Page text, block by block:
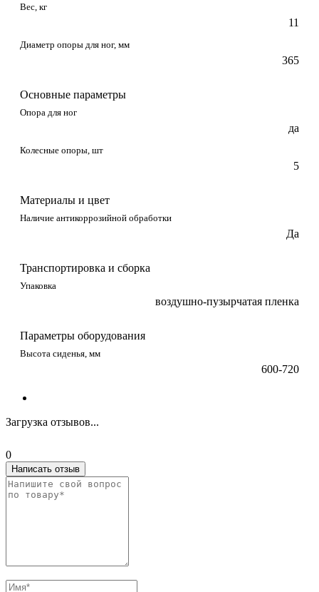
Вес, кг
11
Диаметр опоры для ног, мм
365
Основные параметры
Опора для ног
да
Колесные опоры, шт
5
Материалы и цвет
Наличие антикоррозийной обработки
Да
Транспортировка и сборка
Упаковка
воздушно-пузырчатая пленка
Параметры оборудования
Высота сиденья, мм
600-720
Загрузка отзывов...
0
Написать отзыв